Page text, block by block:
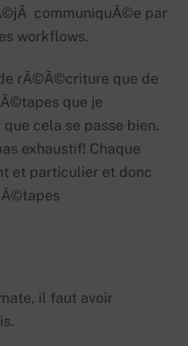
communiquÃ©e par
workflows.
rÃ©Ã©criture que de
que je
cela se passe bien.
exhaustif! Chaque
et particulier et donc
il faut avoir